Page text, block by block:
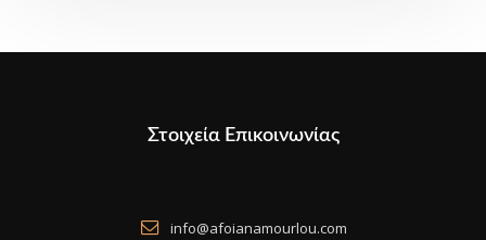
Στοιχεία Επικοινωνίας
info@afoianamourlou.com